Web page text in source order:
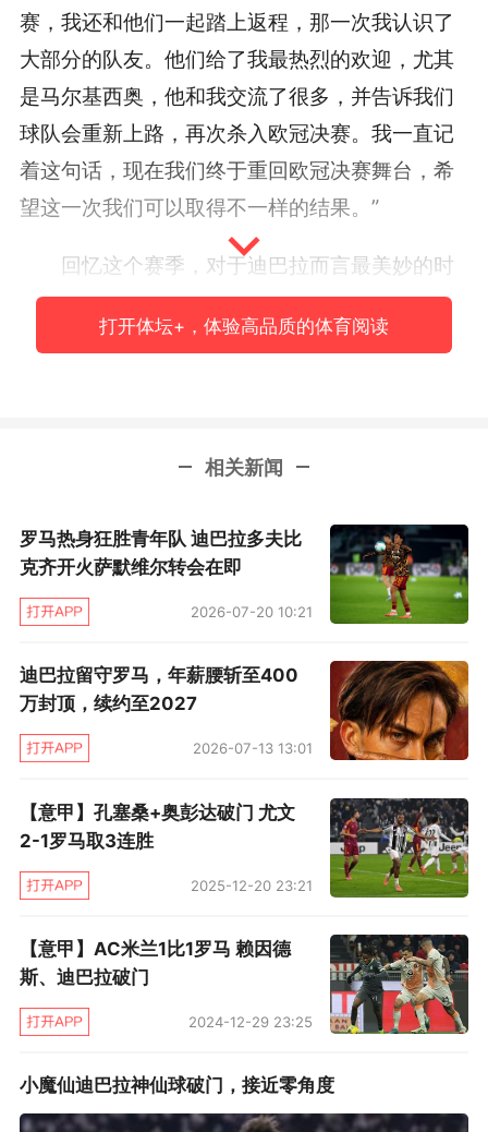
赛，我还和他们一起踏上返程，那一次我认识了
大部分的队友。他们给了我最热烈的欢迎，尤其
是马尔基西奥，他和我交流了很多，并告诉我们
球队会重新上路，再次杀入欧冠决赛。我一直记
着这句话，现在我们终于重回欧冠决赛舞台，希
望这一次我们可以取得不一样的结果。”
回忆这个赛季，对于迪巴拉而言最美妙的时
刻自然是两次面对巴塞罗那的时刻，“那两周我的
状态非常好，我对自己信心十足，我也相信那个
那个任意球以及对巴塞罗那的第二球我会尤其喜
展望和皇马的决赛，对手主帅齐达内效力尤
文时同样身穿21号球衣，这让话题变得更有意
思，“我很乐意和他同场竞技，所有人都了解他的
能力。我非常欣赏他的技术，欣赏他在场上的跑
位，喜欢他的过人，用最简单的方式做着最伟大
的事情。所有人都很清楚他是怎样的球员，现在
作为教练他也在证明自己。”
欧冠决赛之前，尤文可以先拿下国内两座奖
杯，本周末他们将首先做客罗马，争取提前两轮
锁定联赛冠军，“罗马是我最喜欢的城市之一，奥
林匹克体育场也是我当初来到巴勒莫之后首秀的
地方，因此这里对我而言有着特别的意义。是
的，平局就可以了，但我们始终为胜利而战，面
仅仅是托蒂。我希望可以和托蒂近距离接触时向
他问好。”
打开体坛+，体验高品质的体育阅读
相关新闻
罗马热身狂胜青年队 迪巴拉多夫比
克齐开火萨默维尔转会在即
2026-07-20 10:21
迪巴拉留守罗马，年薪腰斩至400
万封顶，续约至2027
2026-07-13 13:01
【意甲】孔塞桑+奥彭达破门 尤文
2-1罗马取3连胜
2025-12-20 23:21
【意甲】AC米兰1比1罗马 赖因德
斯、迪巴拉破门
2024-12-29 23:25
小魔仙迪巴拉神仙球破门，接近零角度